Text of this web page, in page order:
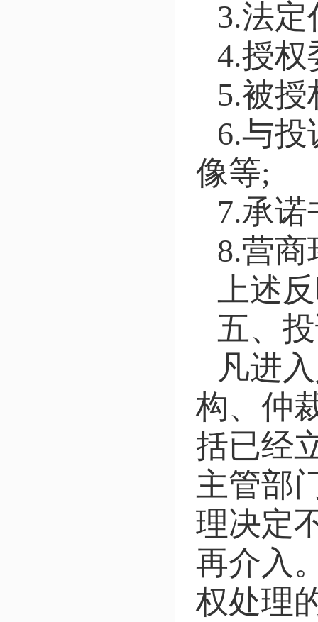
3.法
4.授权
5.被
6.与
像等;
7.承诺
8.营
上述
五、
凡进
构、仲
括已经
主管部
理决定
再介入
权处理